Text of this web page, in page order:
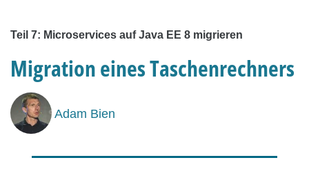
Teil 7: Microservices auf Java EE 8 migrieren
Migration eines Taschenrechners
Adam Bien